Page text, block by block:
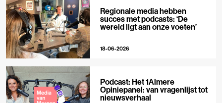
Regionale media hebben
succes met podcasts: ‘De
wereld ligt aan onze voeten’
18-06-2026
Podcast: Het 1Almere
Opiniepanel: van vragenlijst tot
nieuwsverhaal